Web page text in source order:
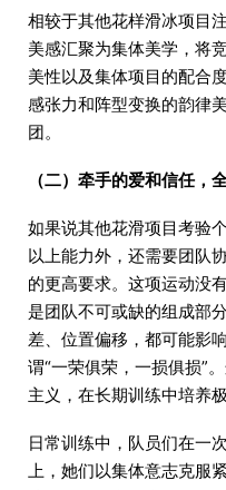
相较于其他花样滑冰项目
美感汇聚为集体美学，将
美性以及集体项目的配合
感张力和阵型变换的韵律
团。
（二）牵手的爱和信任，
如果说其他花滑项目考验
以上能力外，还需要团队
的更高要求。这项运动没
是团队不可或缺的组成部
差、位置偏移，都可能影
谓“一荣俱荣，一损俱损”
主义，在长期训练中培养
日常训练中，队员们在一
上，她们以集体意志克服